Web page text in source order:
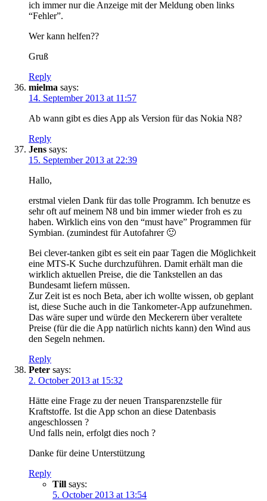
ich immer nur die Anzeige mit der Meldung oben links
“Fehler”.
Wer kann helfen??
Gruß
Reply
mielma says:
14. September 2013 at 11:57
Ab wann gibt es dies App als Version für das Nokia N8?
Reply
Jens says:
15. September 2013 at 22:39
Hallo,
erstmal vielen Dank für das tolle Programm. Ich benutze es
sehr oft auf meinem N8 und bin immer wieder froh es zu
haben. Wirklich eins von den “must have” Programmen für
Symbian. (zumindest für Autofahrer 🙂
Bei clever-tanken gibt es seit ein paar Tagen die Möglichkeit
eine MTS-K Suche durchzuführen. Damit erhält man die
wirklich aktuellen Preise, die die Tankstellen an das
Bundesamt liefern müssen.
Zur Zeit ist es noch Beta, aber ich wollte wissen, ob geplant
ist, diese Suche auch in die Tankometer-App aufzunehmen.
Das wäre super und würde den Meckerern über veraltete
Preise (für die die App natürlich nichts kann) den Wind aus
den Segeln nehmen.
Reply
Peter says:
2. October 2013 at 15:32
Hätte eine Frage zu der neuen Transparenzstelle für
Kraftstoffe. Ist die App schon an diese Datenbasis
angeschlossen ?
Und falls nein, erfolgt dies noch ?
Danke für deine Unterstützung
Reply
Till says:
5. October 2013 at 13:54